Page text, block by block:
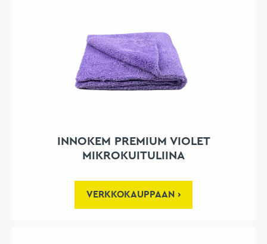
INNOKEM PREMIUM VIOLET
MIKROKUITULIINA
VERKKOKAUPPAAN